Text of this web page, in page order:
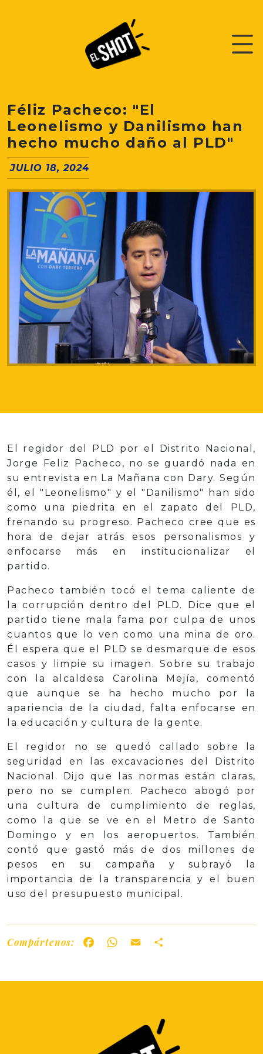
Féliz Pacheco: "El
Leonelismo y Danilismo han
hecho mucho daño al PLD"
JULIO 18, 2024
El regidor del PLD por el Distrito Nacional,
Jorge Feliz Pacheco, no se guardó nada en
su entrevista en La Mañana con Dary. Según
él, el "Leonelismo" y el "Danilismo" han sido
como una piedrita en el zapato del PLD,
frenando su progreso. Pacheco cree que es
hora de dejar atrás esos personalismos y
enfocarse más en institucionalizar el
partido.
Pacheco también tocó el tema caliente de
la corrupción dentro del PLD. Dice que el
partido tiene mala fama por culpa de unos
cuantos que lo ven como una mina de oro.
Él espera que el PLD se desmarque de esos
casos y limpie su imagen. Sobre su trabajo
con la alcaldesa Carolina Mejía, comentó
que aunque se ha hecho mucho por la
apariencia de la ciudad, falta enfocarse en
la educación y cultura de la gente.
El regidor no se quedó callado sobre la
seguridad en las excavaciones del Distrito
Nacional. Dijo que las normas están claras,
pero no se cumplen. Pacheco abogó por
una cultura de cumplimiento de reglas,
como la que se ve en el Metro de Santo
Domingo y en los aeropuertos. También
contó que gastó más de dos millones de
pesos en su campaña y subrayó la
importancia de la transparencia y el buen
uso del presupuesto municipal.
Compártenos: FacebookWhatsApp
Email